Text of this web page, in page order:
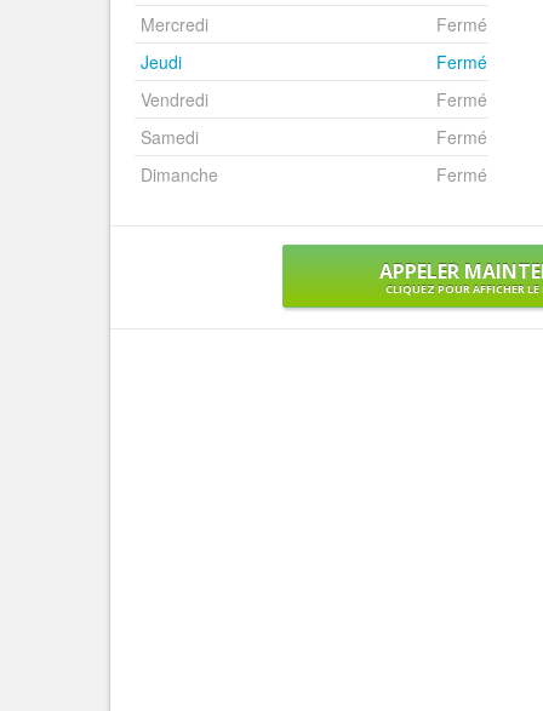
Mercredi
Fermé
Jeudi
Fermé
Vendredi
Fermé
Samedi
Fermé
Dimanche
Fermé
APPELER
CLIQUEZ POUR AFFICHER